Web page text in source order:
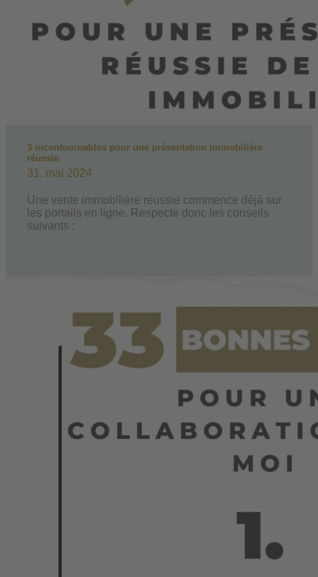
3 incontournables pour une présentation immobilière
réussie
31. mai 2024
Une vente immobilière réussie commence déjà sur
les portails en ligne. Respecte donc les conseils
suivants :